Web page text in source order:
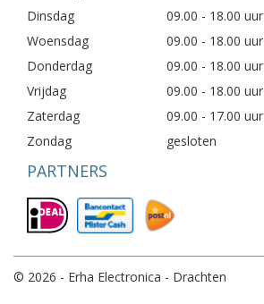
Dinsdag
09.00 - 18.00 uur
Woensdag
09.00 - 18.00 uur
Donderdag
09.00 - 18.00 uur
Vrijdag
09.00 - 18.00 uur
Zaterdag
09.00 - 17.00 uur
Zondag
gesloten
PARTNERS
© 2026 - Erha Electronica - Drachten